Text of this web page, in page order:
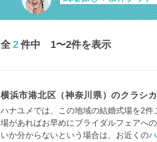
全 2 件中 1〜2件を表示
横浜市港北区（神奈川県）のクラシ
ハナユメでは、この地域の結婚式場を2
場があればお早めにブライダルフェアへ
いか分からないという場合は、お近くの